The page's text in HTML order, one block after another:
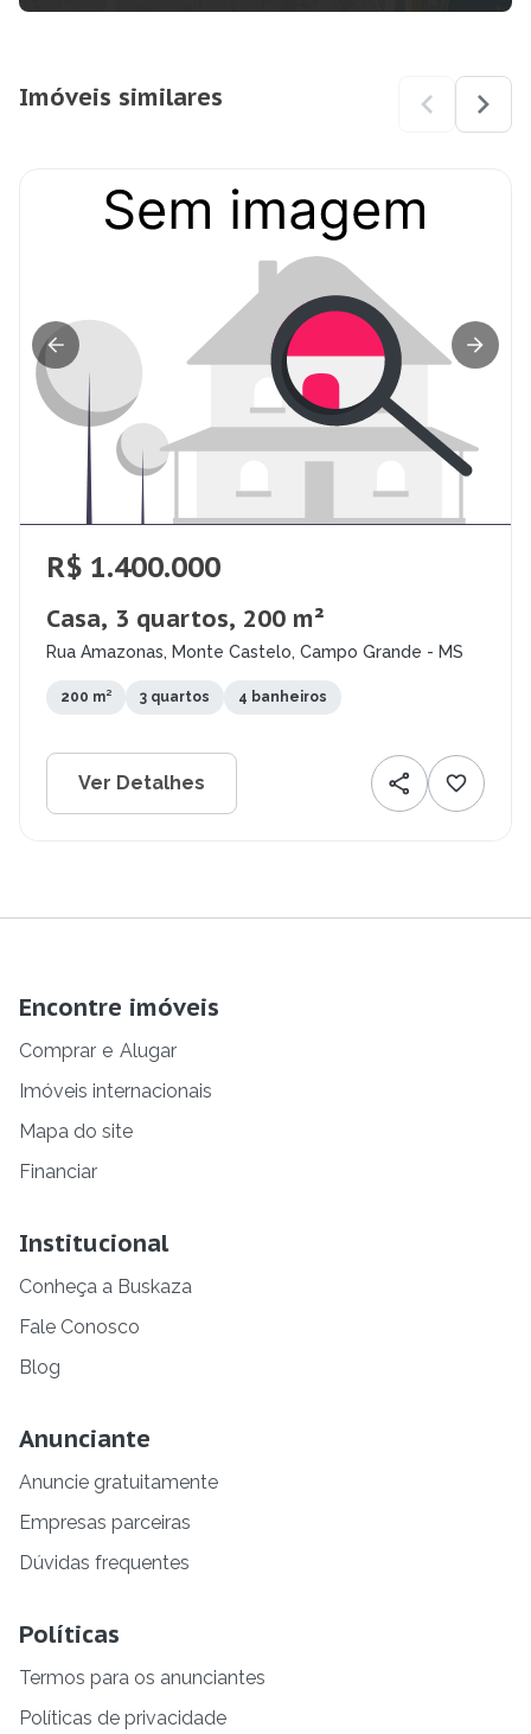
Imóveis similares
R$ 1.400.000
Casa, 3 quartos, 200 m²
Rua Amazonas, Monte Castelo, Campo Grande - MS
200 m² 3 quartos 4 banheiros
Ver Detalhes
Encontre imóveis
Comprar e Alugar
Imóveis internacionais
Mapa do site
Financiar
Institucional
Conheça a Buskaza
Fale Conosco
Blog
Anunciante
Anuncie gratuitamente
Empresas parceiras
Dúvidas frequentes
Políticas
Termos para os anunciantes
Políticas de privacidade